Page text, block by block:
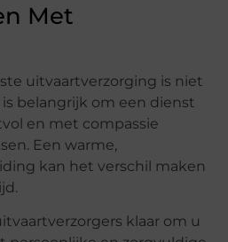
Met
uitvaartverzorging is niet
belangrijk om een dienst
en met compassie
Een warme,
kan het verschil maken
klaar om u